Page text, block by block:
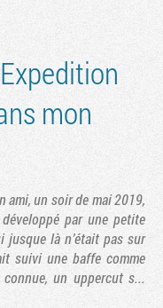
mon
ami, un soir de mai 2019,
par une petite
jusque là n’était pas sur
suivi une baffe comme
connue, un uppercut s...